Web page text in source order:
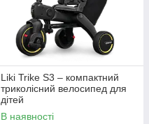
Liki Trike S3 – компактний
триколісний велосипед для
дітей
В наявності